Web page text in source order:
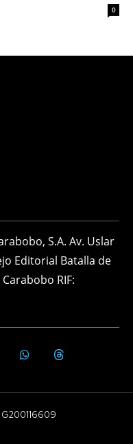
0
S.A. Av. Uslar
Editorial Batalla de
RIF:
G200116609